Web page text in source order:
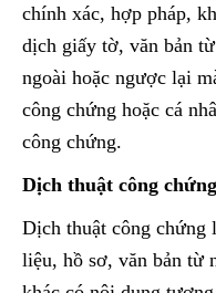
chính xác, hợp pháp,
dịch giấy tờ, văn bản
ngoài hoặc ngược lại
công chứng hoặc cá
công chứng.
Dịch thuật công
Dịch thuật công chứng
liệu, hồ sơ, văn bản từ